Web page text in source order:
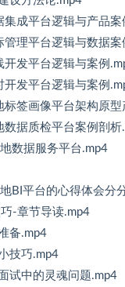
成平台逻辑与产品案
理平台逻辑与数据案
发平台逻辑与案例
发平台逻辑与案例
签画像平台架构原型
据质检平台案例剖析
数据服务平台.mp4
BI平台的心得体会分
-章节导读.mp4
备.mp4
技巧.mp4
试中的灵魂问题.mp4